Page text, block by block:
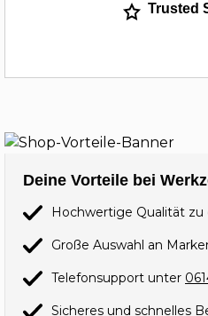
Trusted
Deine Vorteile bei
Hochwertige Qualität zu
Große Auswahl an
Telefonsupport unter
Sicheres und schnelles